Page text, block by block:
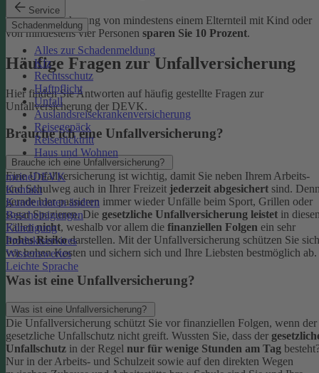
Service
Schadenmeldung
Alles zur Schadenmeldung
Kfz
Rechtsschutz
Haftpflicht
Unfall
Auslandsreisekrankenversicherung
Reisegepäck
Reiserücktritt
Haus und Wohnen
meineDEVK
Kontakt
Kundendaten ändern
Bescheinigungen
Kündigung
Produktservices
Wissenswertes
Leichte Sprache
Bei der Versicherung von mindestens einem Elternteil mit Kind oder
von mindestens vier Personen sparen Sie 10 Prozent.
Häufige Fragen zur Unfallversicherung
Hier finden Sie Antworten auf häufig gestellte Fragen zur
Unfallversicherung der DEVK.
Brauche ich eine Unfallversicherung?
Brauche ich eine Unfallversicherung?
Eine Unfallversicherung ist wichtig, damit Sie neben Ihrem Arbeits-
und Schulweg auch in Ihrer Freizeit jederzeit abgesichert sind.
gerade hier passieren immer wieder Unfälle beim Sport, Grillen oder
sogar Spazieren. Die gesetzliche Unfallversicherung leistet in
Fällennicht, weshalb vor allem die finanziellen Folgen ein sehr
hohes Risikodarstellen. Mit der Unfallversicherung schützen Sie sich
vor hohen Kosten und sichern sich und Ihre Liebsten bestmöglich ab.
Was ist eine Unfallversicherung?
Was ist eine Unfallversicherung?
Die Unfallversicherung schützt Sie vor finanziellen Folgen, wenn der
gesetzliche Unfallschutz nicht greift. Wussten Sie, dass der
Unfallschutz in der Regel nur für wenige Stunden am Tag
Nur in der Arbeits- und Schulzeit sowie auf den direkten Wegen